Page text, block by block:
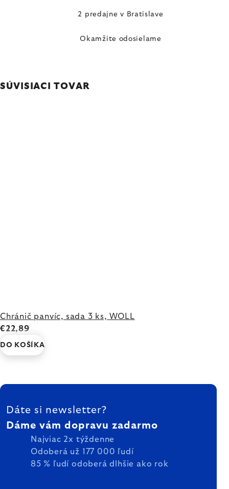
2 predajne v Bratislave
Okamžite odosielame
SÚVISIACI TOVAR
Chránič panvíc, sada 3 ks, WOLL
€22,89
DO KOŠÍKA
ZÁPÄTIE
Dáte si newsletter?
Dáme vám dopravu zadarmo
Najviac 2x týždenne
Odoberá už 177 000 ľudí
85 % ľudí odoberá dlhšie ako rok